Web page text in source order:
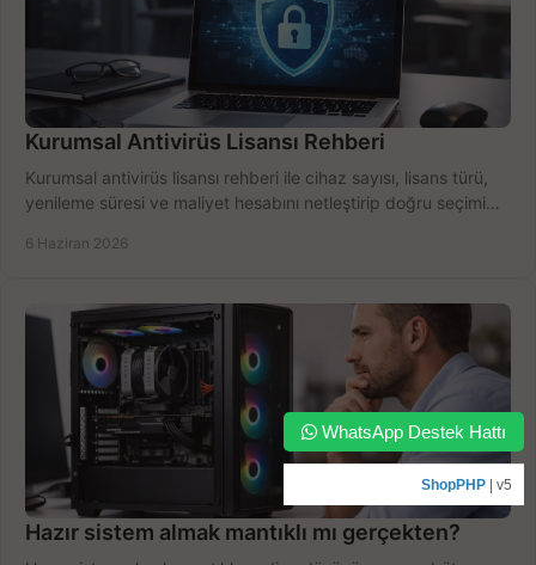
Kurumsal Antivirüs Lisansı Rehberi
Kurumsal antivirüs lisansı rehberi ile cihaz sayısı, lisans türü,
yenileme süresi ve maliyet hesabını netleştirip doğru seçimi
6 Haziran 2026
Hazır sistem almak mantıklı mı gerçekten?
WhatsApp Destek Hattı
ShopPHP | v5